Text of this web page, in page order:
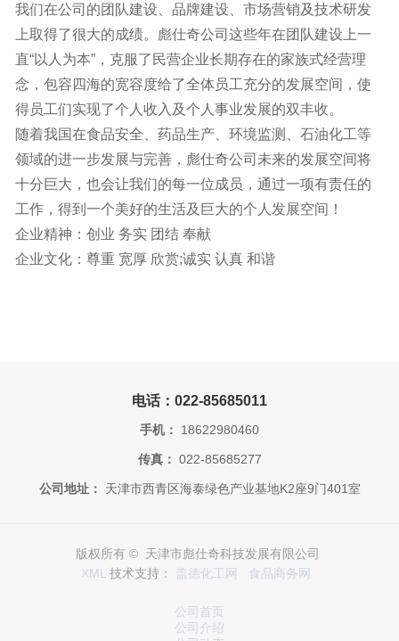
我们在公司的团队建设、品牌建设、市场营销及技术研发
上取得了很大的成绩。彪仕奇公司这些年在团队建设上一
直“以人为本”，克服了民营企业长期存在的家族式经营理
念，包容四海的宽容度给了全体员工充分的发展空间，使
得员工们实现了个人收入及个人事业发展的双丰收。
随着我国在食品安全、药品生产、环境监测、石油化工等
领域的进一步发展与完善，彪仕奇公司未来的发展空间将
十分巨大，也会让我们的每一位成员，通过一项有责任的
工作，得到一个美好的生活及巨大的个人发展空间！
企业精神：创业 务实 团结 奉献
企业文化：尊重 宽厚 欣赏;诚实 认真 和谐
电话：022-85685011
手机： 18622980460
传真： 022-85685277
公司地址： 天津市西青区海泰绿色产业基地K2座9门401室
版权所有 © 天津市彪仕奇科技发展有限公司
XML
技术支持： 盖德化工网 食品商务网
公司首页
公司介绍